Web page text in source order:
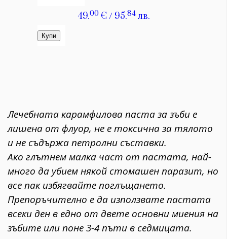
Лечебната карамфилова паста за зъби е
лишена от флуор, не е токсична за тялото
и не съдържа петролни съставки.
Ако глътнем малка част от пастата, най-
много да убием някой стомашен паразит, но
все пак избягвайте поглъщането.
Препоръчително е да използвате пастата
всеки ден в едно от двете основни миения на
зъбите или поне 3-4 пъти в седмицата.